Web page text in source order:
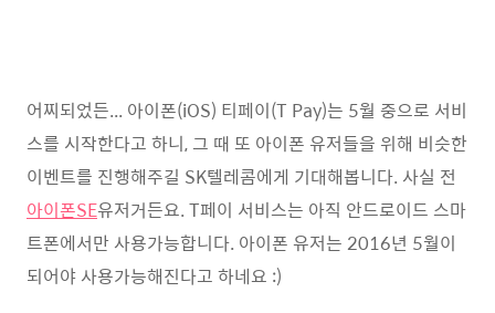
어찌되었든... 아이폰(iOS) 티페이(T Pay)는 5월 중으로 서비
스를 시작한다고 하니, 그 때 또 아이폰 유저들을 위해 비슷한
이벤트를 진행해주길 SK텔레콤에게 기대해봅니다. 사실 전
아이폰SE유저거든요. T페이 서비스는 아직 안드로이드 스마
트폰에서만 사용가능합니다. 아이폰 유저는 2016년 5월이
되어야 사용가능해진다고 하네요 :)